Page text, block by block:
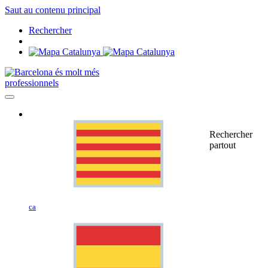
Saut au contenu principal
Rechercher
professionnels
ca
Rechercher
partout